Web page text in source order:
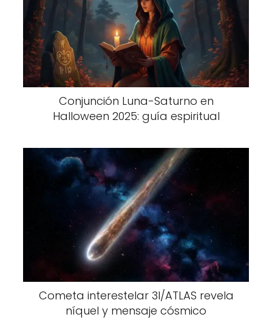
Conjunción Luna-Saturno en
Halloween 2025: guía espiritual
Cometa interestelar 3I/ATLAS revela
níquel y mensaje cósmico